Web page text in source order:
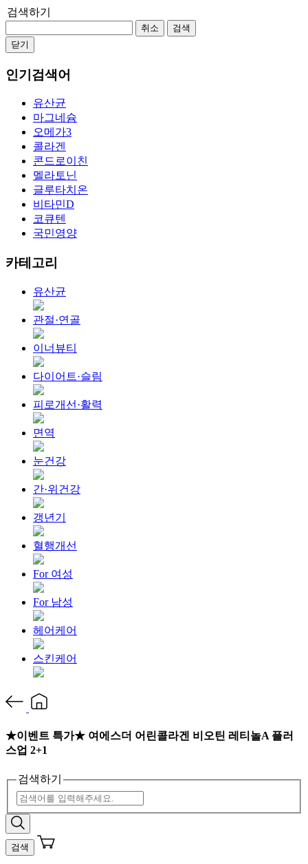
검색하기
취소
검색
닫기
인기검색어
유산균
마그네슘
오메가3
콜라겐
콘드로이친
멜라토닌
글루타치온
비타민D
코큐텐
국민영양
카테고리
유산균
관절·연골
이너뷰티
다이어트·슬림
피로개선·활력
면역
눈건강
간·위건강
갱년기
혈행개선
For 여성
For 남성
헤어케어
스킨케어
★이벤트 특가★ 여에스더 어린콜라겐 비오틴 레티놀A 플러
스업 2+1
검색하기
검색